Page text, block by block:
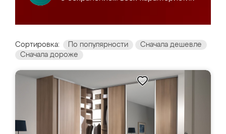
Сортировка: По популярности
Сначала дешевле
Сначала дороже